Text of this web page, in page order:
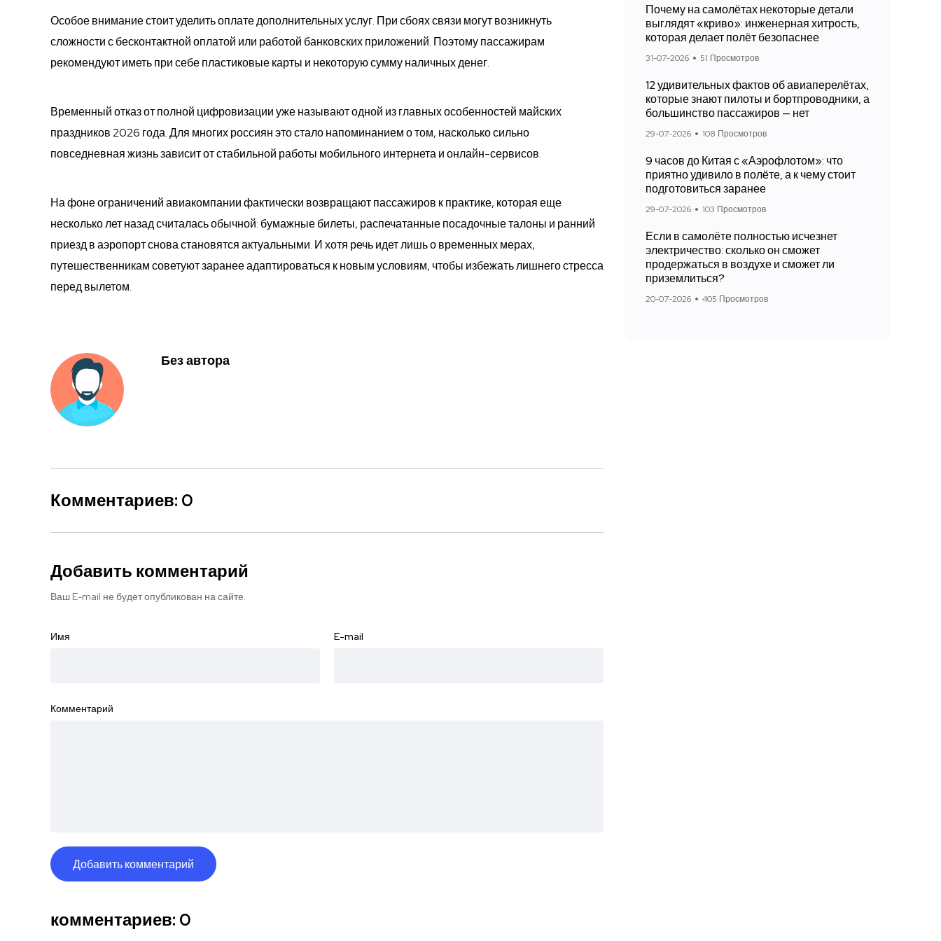
Особое внимание стоит уделить оплате дополнительных услуг. При сбоях связи могут возникнуть
сложности с бесконтактной оплатой или работой банковских приложений. Поэтому пассажирам
рекомендуют иметь при себе пластиковые карты и некоторую сумму наличных денег.
Временный отказ от полной цифровизации уже называют одной из главных особенностей майских
праздников 2026 года. Для многих россиян это стало напоминанием о том, насколько сильно
повседневная жизнь зависит от стабильной работы мобильного интернета и онлайн-сервисов.
На фоне ограничений авиакомпании фактически возвращают пассажиров к практике, которая еще
несколько лет назад считалась обычной: бумажные билеты, распечатанные посадочные талоны и ранний
приезд в аэропорт снова становятся актуальными. И хотя речь идет лишь о временных мерах,
путешественникам советуют заранее адаптироваться к новым условиям, чтобы избежать лишнего стресса
перед вылетом.
Без автора
Комментариев: 0
Добавить комментарий
Ваш E-mail не будет опубликован на сайте.
Имя E-mail
Комментарий
комментариев: 0
Почему на самолётах некоторые детали
выглядят «криво»: инженерная хитрость,
которая делает полёт безопаснее
31-07-2026 51 Просмотров
12 удивительных фактов об авиаперелётах,
которые знают пилоты и бортпроводники, а
большинство пассажиров — нет
29-07-2026 108 Просмотров
9 часов до Китая с «Аэрофлотом»: что
приятно удивило в полёте, а к чему стоит
подготовиться заранее
29-07-2026 103 Просмотров
Если в самолёте полностью исчезнет
электричество: сколько он сможет
продержаться в воздухе и сможет ли
приземлиться?
20-07-2026 405 Просмотров